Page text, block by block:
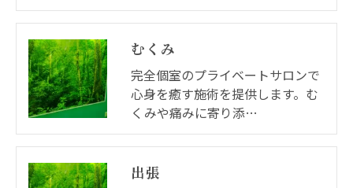
むくみ
完全個室のプライベートサロンで
心身を癒す施術を提供します。む
くみや痛みに寄り添…
出張